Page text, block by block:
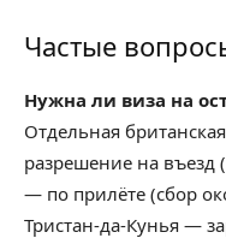
Частые
Нужна ли виза на
Отдельная
разрешение на въезд
— по прилёте (сбор
Тристан-да-Кунья —